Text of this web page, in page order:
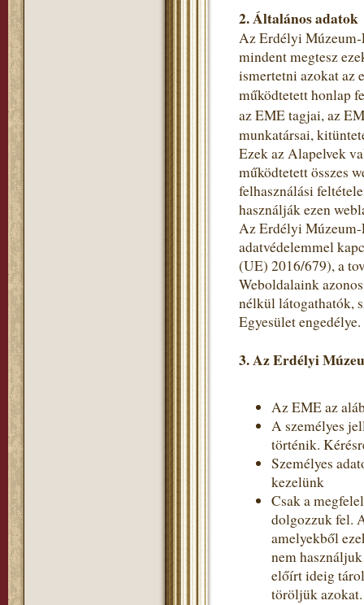
2. Általános adatok
Az Erdélyi Múzeum-
mindent megtesz
ismertetni azokat az
működtetett honlap
az EME tagjai, az
munkatársai,
Ezek az Alapelvek
működtetett összes
felhasználási
használják ezen
Az Erdélyi Múzeum-
adatvédelemmel
(UE) 2016/679), a
Weboldalaink
nélkül látogathatók,
Egyesület engedélye.
3. Az Erdélyi
Az EME az
A személyes
történik.
Személyes
kezelünk
Csak a
dolgozzuk fel.
amelyekből
nem
előírt ideig
töröljük azokat.